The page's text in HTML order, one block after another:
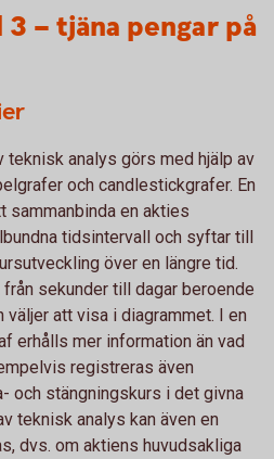
– tjäna pengar på
teknisk analys görs med hjälp av
och candlestickgrafer. En
sammanbinda en akties
tidsintervall och syftar till
över en längre tid.
sekunder till dagar beroende
att visa i diagrammet. I en
erhålls mer information än vad
registreras även
och stängningskurs i det givna
teknisk analys kan även en
dvs. om aktiens huvudsakliga